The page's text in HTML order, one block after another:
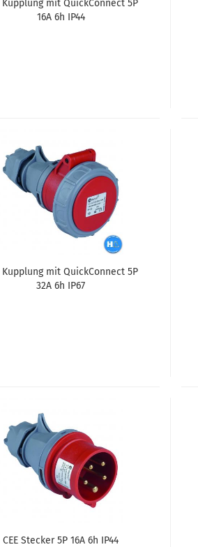
Kupp­lung mit Quick­Con­nect 5P
16A 6h IP44
Kupp­lung mit Quick­Con­nect 5P
32A 6h IP67
CEE Ste­cker 5P 16A 6h IP44